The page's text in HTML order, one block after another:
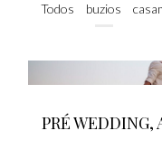
Todos buzios
PRÉ WEDDING,